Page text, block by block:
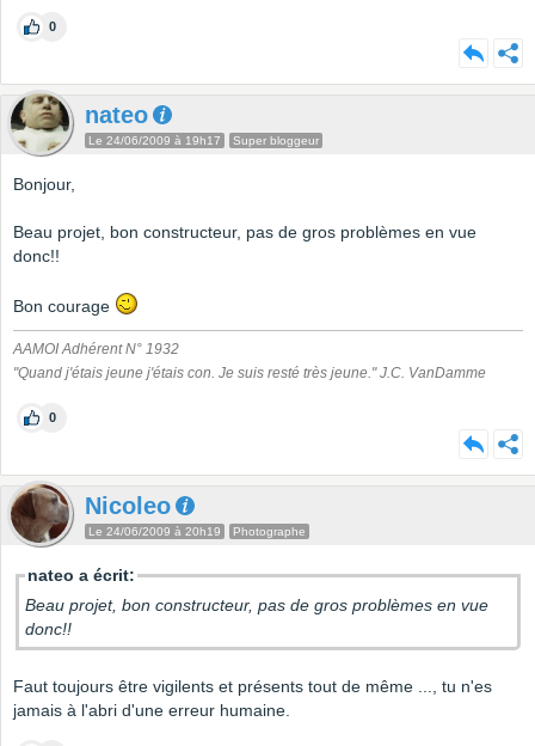
0
nateo
Le 24/06/2009 à 19h17 Super bloggeur
Bonjour,
Beau projet, bon constructeur, pas de gros problèmes en vue
donc!!
Bon courage
AAMOI Adhérent N° 1932
"Quand j'étais jeune j'étais con. Je suis resté très jeune." J.C. VanDamme
0
Nicoleo
Le 24/06/2009 à 20h19 Photographe
nateo a écrit:
Beau projet, bon constructeur, pas de gros problèmes en vue
donc!!
Faut toujours être vigilents et présents tout de même ..., tu n'es
jamais à l'abri d'une erreur humaine.